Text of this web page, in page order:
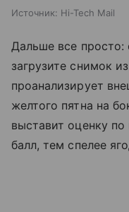
Источник: Hi-Tech Mail
Дальше все просто:
загрузите снимок
проанализирует
желтого пятна на
выставит оценку
балл, тем спелее